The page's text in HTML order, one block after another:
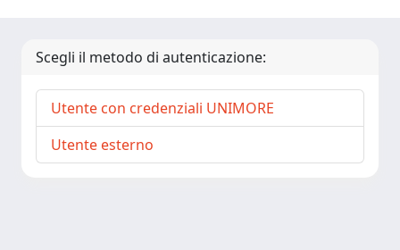
Scegli il metodo di autenticazione:
Utente con credenziali UNIMORE
Utente esterno